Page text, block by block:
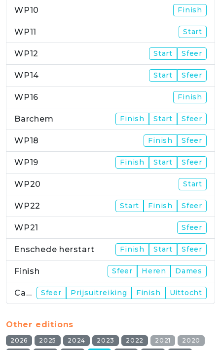
WP10 Finish
WP11 Start
WP12 Start Sfeer
WP14 Start Sfeer
WP16 Finish
Barchem Finish Start Sfeer
WP18 Finish Sfeer
WP19 Finish Start Sfeer
WP20 Start
WP22 Start Finish Sfeer
WP21 Sfeer
Enschede herstart Finish Start Sfeer
Finish Sfeer Heren Dames
Campus Sfeer Prijsuitreiking Finish Uittocht
Other editions
2026 2025 2024 2023 2022 2021
2020